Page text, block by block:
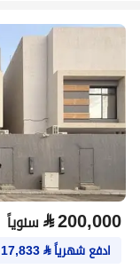
⃁200,000 سنوياً
ادفع شهرياً⃁
17,833